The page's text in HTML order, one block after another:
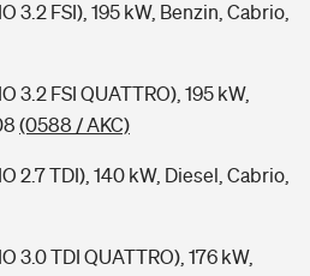
3.2 FSI), 195 kW, Benzin, Cabrio,
3.2 FSI QUATTRO), 195 kW,
(0588 / AKC)
2.7 TDI), 140 kW, Diesel, Cabrio,
3.0 TDI QUATTRO), 176 kW,